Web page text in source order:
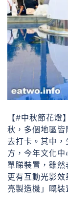
【#中秋節花
秋，多個地區
去打卡。其中
方，今年文化
單睇裝置，雖
更有互動光影
亮製造機」嘅